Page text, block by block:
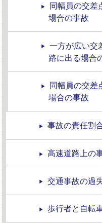
同幅員の交差
場合の事故
一方が広い交
路に出る場合
同幅員の交差
場合の事故
事故の責任割
高速道路上の
交通事故の過
歩行者と自転